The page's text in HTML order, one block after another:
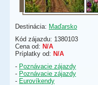
Destinácia: Maďarsko
Kód zájazdu: 1380103
Cena od: N/A
Príplatky od: N/A
- Poznávacie zájazdy
- Poznávacie zájazdy
- Eurovíkendy